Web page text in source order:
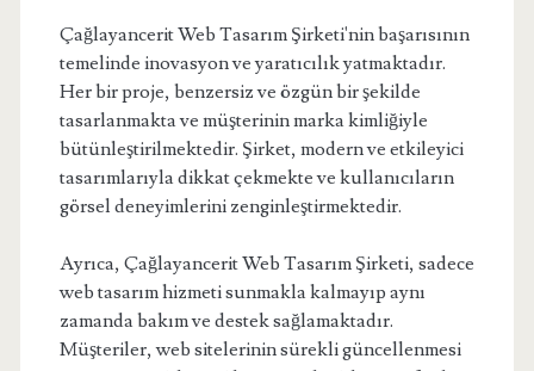
Çağlayancerit Web Tasarım Şirketi'nin başarısının
temelinde inovasyon ve yaratıcılık yatmaktadır.
Her bir proje, benzersiz ve özgün bir şekilde
tasarlanmakta ve müşterinin marka kimliğiyle
bütünleştirilmektedir. Şirket, modern ve etkileyici
tasarımlarıyla dikkat çekmekte ve kullanıcıların
görsel deneyimlerini zenginleştirmektedir.
Ayrıca, Çağlayancerit Web Tasarım Şirketi, sadece
web tasarım hizmeti sunmakla kalmayıp aynı
zamanda bakım ve destek sağlamaktadır.
Müşteriler, web sitelerinin sürekli güncellenmesi